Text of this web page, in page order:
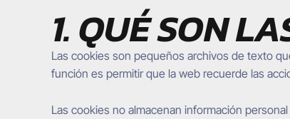
1. QUÉ SON
Las cookies son pequeños archivos de texto
función es permitir que la web recuerde las
Las cookies no almacenan información